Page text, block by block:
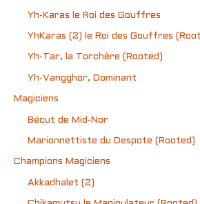
Yh-Karas le Roi des Gouffres
YhKaras (2) le Roi des Gouffres
Yh-Tar, la Torchère (Rooted)
Yh-Vangghor, Dominant
Magiciens
Bécut de Mid-Nor
Marionnettiste du Despote (Rooted)
Champions Magiciens
Akkadhalet (2)